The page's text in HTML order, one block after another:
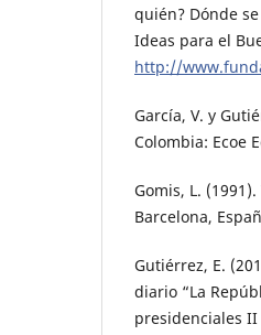
quién? Dónde
Ideas para el
http://
García, V. y
Colombia: Ecoe
Gomis, L.
Barcelona,
Gutiérrez, E.
diario “La
presidenciales